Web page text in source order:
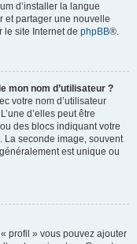
d’installer la langue
et partager une nouvelle
le site Internet de phpBB®.
mon nom d’utilisateur ?
votre nom d’utilisateur
d’elles peut être
des blocs indiquant votre
La seconde image, souvent
est unique ou
profil » vous pouvez ajouter